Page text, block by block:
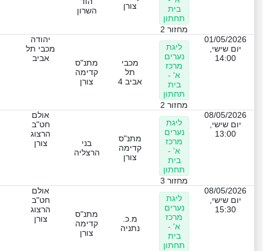
בית
תחתון
מחזור 2
צורן
השרון
01/05/2026
יום שישי,
14:00
ליגת
נערים
מרכז
א' -
בית
תחתון
מחזור 2
מכבי
תל
אביב 4
מתנ"ס
קדימה
צורן
יהודה
מכבי תל
אביב
08/05/2026
יום שישי,
13:00
ליגת
נערים
מרכז
א' -
בית
תחתון
מחזור 3
מתנ"ס
קדימה
צורן
בני
הרצליה
אולם
חט"ב
הרצוג
צורן
08/05/2026
יום שישי,
15:30
ליגת
נערים
מרכז
א' -
בית
תחתון
מ.כ.
נתניה
מתנ"ס
קדימה
צורן
אולם
חט"ב
הרצוג
צורן